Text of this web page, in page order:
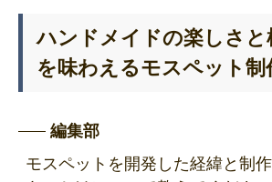
ハンドメイドの楽しさと
を味わえるモスペット制
編集部
モスペットを開発した経緯と制